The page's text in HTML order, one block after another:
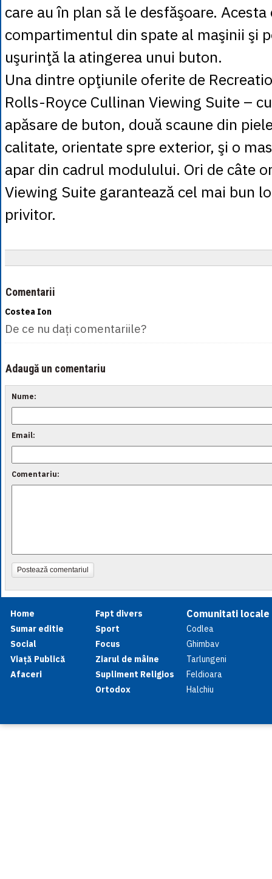
care au în plan să le desfăşoare.
compartimentul din spate al maşinii şi
uşurinţă la atingerea unui buton.
Una dintre opţiunile oferite de
Rolls-Royce Cullinan Viewing Suite –
apăsare de buton, două scaune din
calitate, orientate spre exterior, şi o
apar din cadrul modulului. Ori de câte
Viewing Suite garantează cel mai bun
privitor.
Comentarii
Costea Ion
De ce nu dați comentariile?
Adaugă un comentariu
Nume:
Email:
Comentariu:
Postează comentariul
Home
Sumar editie
Social
Viață Publică
Afaceri
Fapt divers
Sport
Focus
Ziarul de mâine
Supliment Religios
Ortodox
Comunitati locale
Codlea
Ghimbav
Tarlungeni
Feldioara
Halchiu